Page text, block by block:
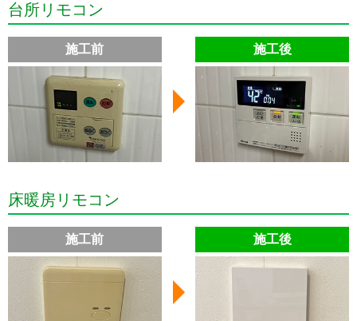
台所リモコン
施工前 施工後
床暖房リモコン
施工前 施工後